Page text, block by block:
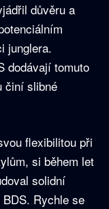
důvěru a
junglera.
dodávají tomuto
činí slibné
flexibilitou při
si během let
solidní
Rychle se